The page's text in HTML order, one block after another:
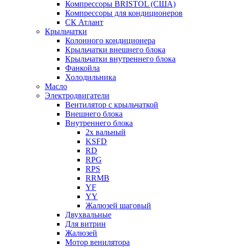
Компрессоры BRISTOL (США)
Компрессоры для кондиционеров
СК Атлант
Крыльчатки
Колонного кондиционера
Крыльчатки внешнего блока
Крыльчатки внутреннего блока
Фанкойла
Холодильника
Масло
Электродвигатели
Вентилятор с крыльчаткой
Внешнего блока
Внутреннего блока
2х вальный
KSFD
RD
RPG
RPS
RRMB
YF
YY
Жалюзей шаговый
Двухвальные
Для витрин
Жалюзей
Мотор венилятора